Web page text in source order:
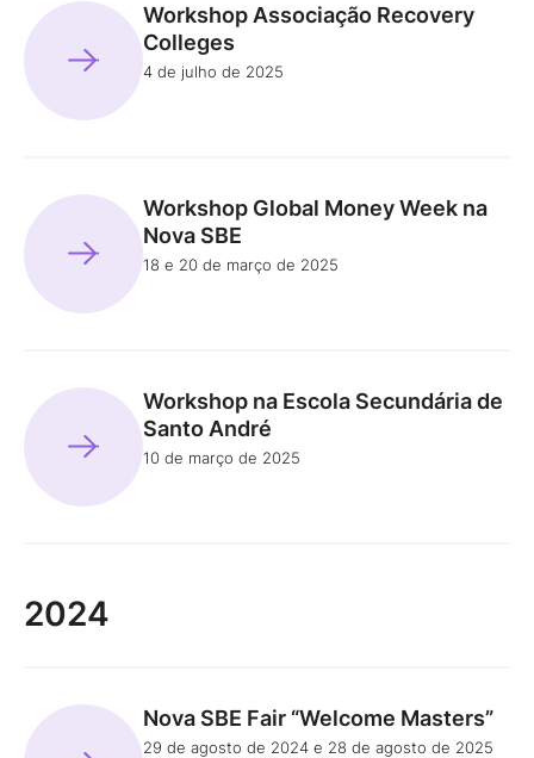
Workshop Associação Recovery
Colleges
4 de julho de 2025
Workshop Global Money Week na
Nova SBE
18 e 20 de março de 2025
Workshop na Escola Secundária de
Santo André
10 de março de 2025
2024
Nova SBE Fair “Welcome Masters”
29 de agosto de 2024 e 28 de agosto de 2025